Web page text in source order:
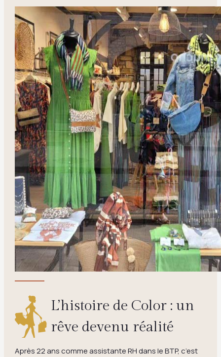
L’histoire de Color : un
rêve devenu réalité
Après 22 ans comme assistante RH dans le BTP, c’est